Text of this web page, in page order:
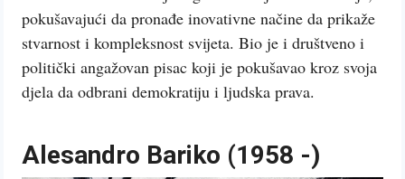
pokušavajući da pronađe inovativne načine da prikaže
stvarnost i kompleksnost svijeta. Bio je i društveno i
politički angažovan pisac koji je pokušavao kroz svoja
djela da odbrani demokratiju i ljudska prava.
Alesandro Bariko (1958 -)